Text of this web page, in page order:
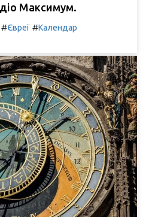
Максимум.
#Євреї #Календар